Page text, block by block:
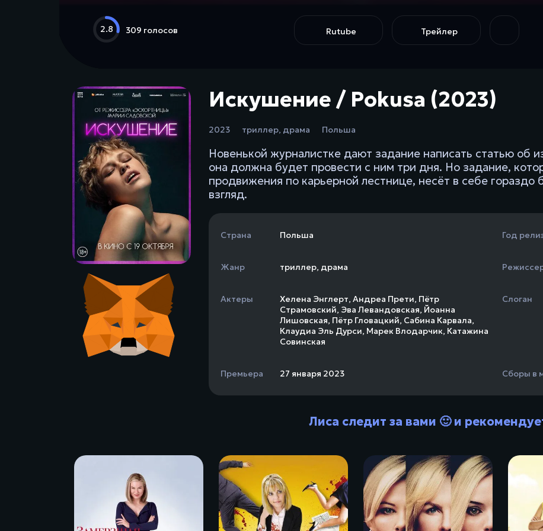
2.8 309 голосов Rutube Трейлер
Искушение / Pokusa (2023)
2023 триллер, драма Польша
Новенькой журналистке дают задание написать статью об
она должна будет провести с ним три дня. Но задание,
продвижения по карьерной лестнице, несёт в себе гораздо
взгляд.
Страна Польша Год
Жанр триллер, драма
Актеры Хелена Энглерт, Андреа Прети, Пётр
Страмовский, Эва Левандовская, Йоанна
Лишовская, Пётр Гловацкий, Сабина Карвала,
Клаудиа Эль Дурси, Марек Влодарчик, Катажина
Совинская
Слоган
Премьера 27 января 2023 Сборы в
Лиса следит за вами 🙂 и